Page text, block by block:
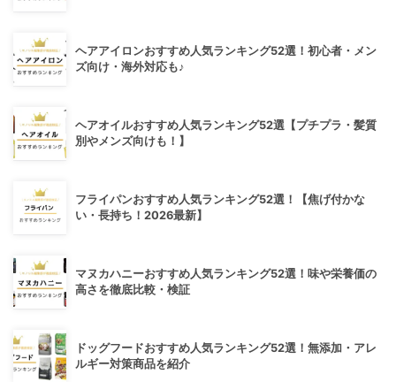
ヘアアイロンおすすめ人気ランキング52選！初心者・メン
ズ向け・海外対応も♪
ヘアオイルおすすめ人気ランキング52選【プチプラ・髪質
別やメンズ向けも！】
フライパンおすすめ人気ランキング52選！【焦げ付かな
い・長持ち！2026最新】
マヌカハニーおすすめ人気ランキング52選！味や栄養価の
高さを徹底比較・検証
ドッグフードおすすめ人気ランキング52選！無添加・アレ
ルギー対策商品を紹介